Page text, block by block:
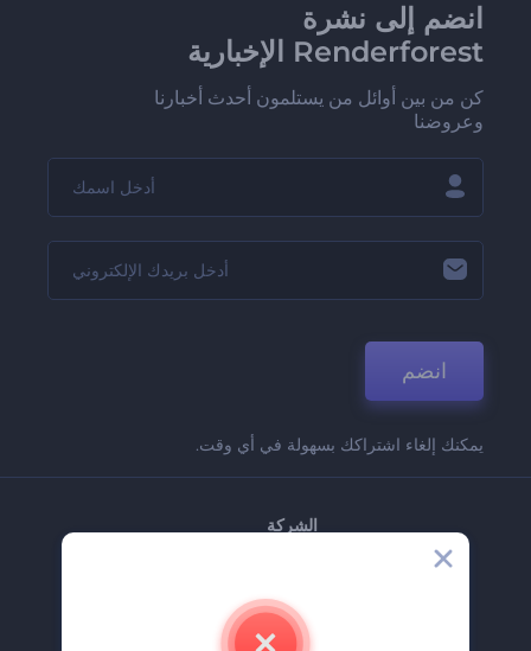
انضم إلى نشرة
Renderforest الإخبارية
كن من بين أوائل من يستلمون أحدث أخبارنا
وعروضنا
انضم
يمكنك إلغاء اشتراكك بسهولة في أي وقت.
الشركة
اتصل بنا
وظائف